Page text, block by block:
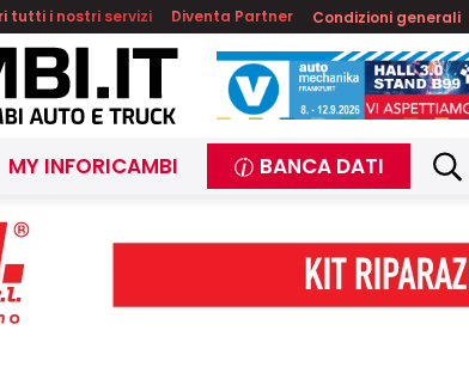
tutti i nostri servizi Diventa Partner Condizioni generali
MY INFORICAMBI BANCA DATI